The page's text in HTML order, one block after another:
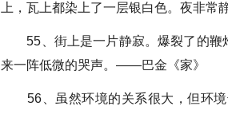
上，瓦上都染上了一层银白色。夜非
55、街上是一片静寂。爆裂了的鞭
来一阵低微的哭声。——巴金《家》
56、虽然环境的关系很大，但环境